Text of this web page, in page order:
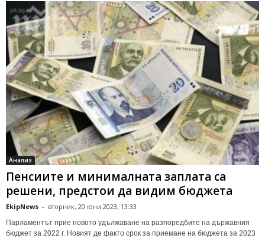
Анализ
Пенсиите и минималната заплата са
решени, предстои да видим бюджета
EkipNews - вторник, 20 юни 2023, 13:33
Парламентът прие новото удължаване на разпоредбите на държавния
бюджет за 2022 г. Новият де факто срок за приемане на бюджета за 2023